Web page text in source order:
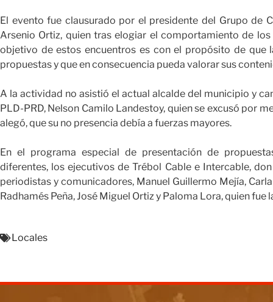
El evento fue clausurado por el presidente del Grupo de
Arsenio Ortiz, quien tras elogiar el comportamiento de
objetivo de estos encuentros es con el propósito de que
propuestas y que en consecuencia pueda valorar sus
A la actividad no asistió el actual alcalde del municipio y
PLD-PRD, Nelson Camilo Landestoy, quien se excusó por
alegó, que su no presencia debía a fuerzas mayores.
En el programa especial de presentación de
diferentes, los ejecutivos de Trébol Cable e Intercable,
periodistas y comunicadores, Manuel Guillermo Mejía,
Radhamés Peña, José Miguel Ortiz y Paloma Lora, quien
Locales